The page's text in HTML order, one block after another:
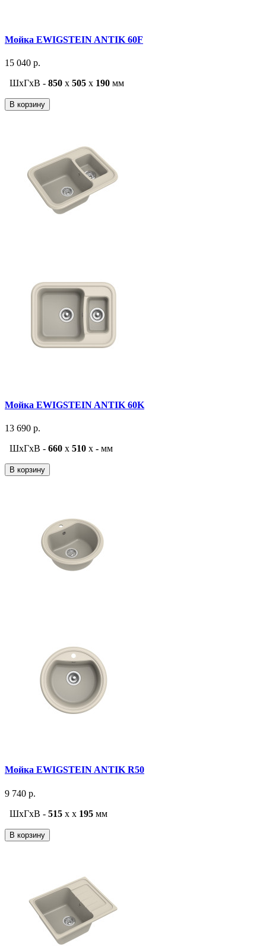
Мойка EWIGSTEIN ANTIK 60F
15 040 р.
ШxГxВ - 850 x 505 x 190 мм
В корзину
Мойка EWIGSTEIN ANTIK 60K
13 690 р.
ШxГxВ - 660 x 510 x - мм
В корзину
Мойка EWIGSTEIN ANTIK R50
9 740 р.
ШxГxВ - 515 x x 195 мм
В корзину